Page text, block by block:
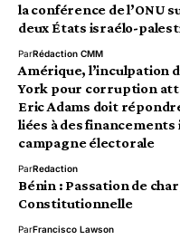
la conférence de l’ONU
deux États israélo-
ParRédaction CMM
Amérique, l’inculpation
York pour corruption
Eric Adams doit
liées à des financements
campagne électorale
ParRedaction
Bénin : Passation de
Constitutionnelle
ParFrancisco Lawson